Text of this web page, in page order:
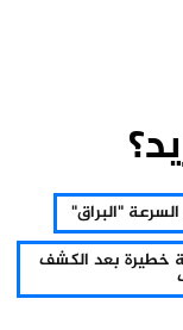
"البراق"
خطيرة بعد الكشف